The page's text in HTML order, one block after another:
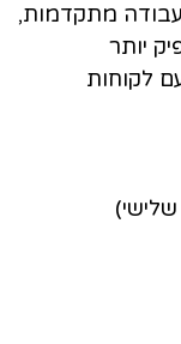
עבודה מתקדמות,
יותר
לקוחות